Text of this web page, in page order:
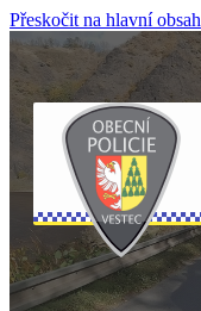
Přeskočit na hlavní obsah